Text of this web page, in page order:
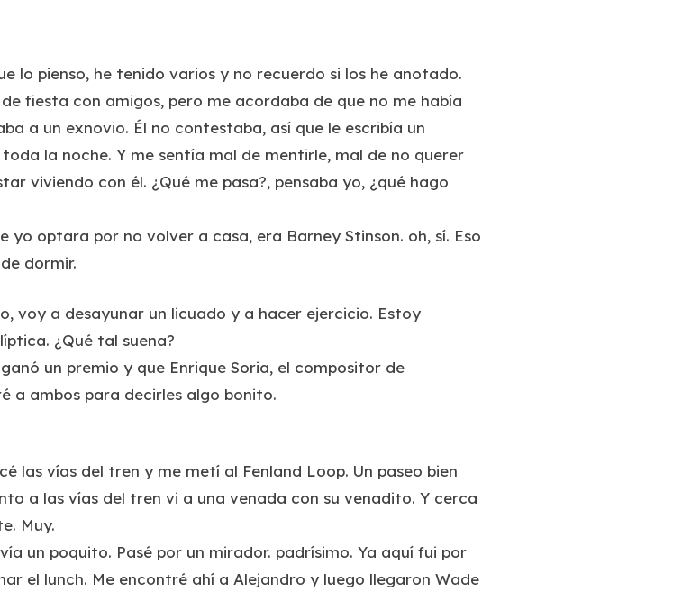
lo pienso, he tenido varios y no recuerdo si los he anotado.
fiesta con amigos, pero me acordaba de que no me había
a un exnovio. Él no contestaba, así que le escribía un
la noche. Y me sentía mal de mentirle, mal de no querer
viviendo con él. ¿Qué me pasa?, pensaba yo, ¿qué hago
yo optara por no volver a casa, era Barney Stinson. oh, sí. Eso
dormir.
voy a desayunar un licuado y a hacer ejercicio. Estoy
¿Qué tal suena?
un premio y que Enrique Soria, el compositor de
a ambos para decirles algo bonito.
las vías del tren y me metí al Fenland Loop. Un paseo bien
a las vías del tren vi a una venada con su venadito. Y cerca
Muy.
un poquito. Pasé por un mirador. padrísimo. Ya aquí fui por
el lunch. Me encontré ahí a Alejandro y luego llegaron Wade